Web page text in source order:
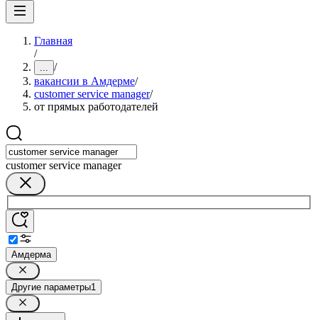
Главная
/
... /
вакансии в Амдерме/
customer service manager/
от прямых работодателей
customer service manager
Амдерма
Другие параметры1